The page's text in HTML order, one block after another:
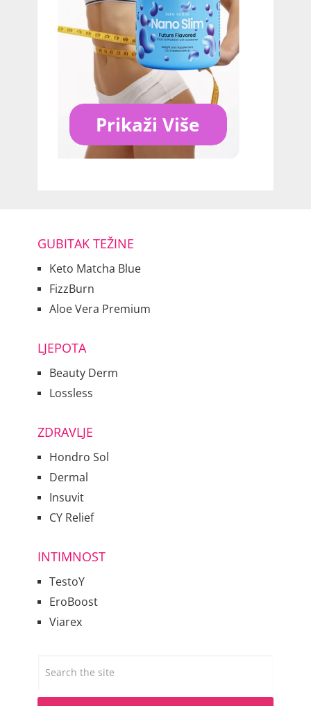
GUBITAK TEŽINE
Keto Matcha Blue
FizzBurn
Aloe Vera Premium
LJEPOTA
Beauty Derm
Lossless
ZDRAVLJE
Hondro Sol
Dermal
Insuvit
CY Relief
INTIMNOST
TestoY
EroBoost
Viarex